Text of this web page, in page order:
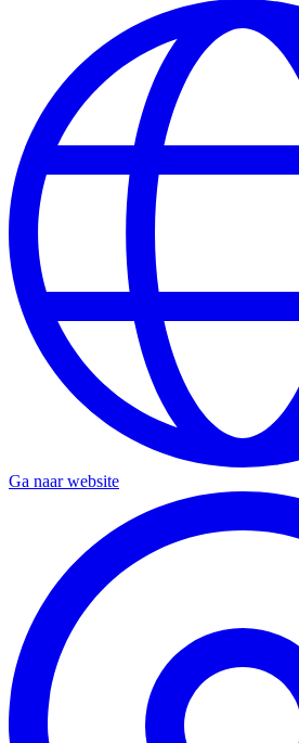
Ga naar website